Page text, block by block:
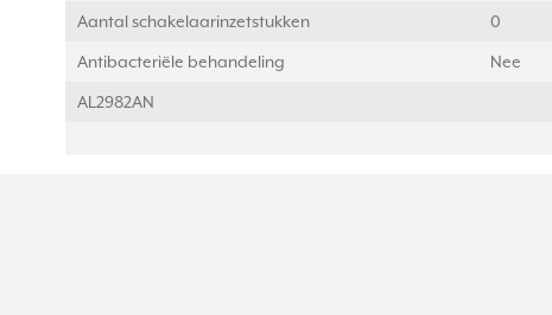
Aantal schakelaarinzetstukken 0
Antibacteriële behandeling Nee
AL2982AN